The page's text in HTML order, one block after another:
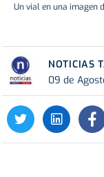
Un vial en una imagen
NOTICIAS
09 de